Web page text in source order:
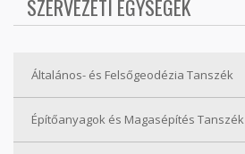
SZERVEZETI EGYSÉGEK
Általános- és Felsőgeodézia Tanszék
Építőanyagok és Magasépítés Tanszék